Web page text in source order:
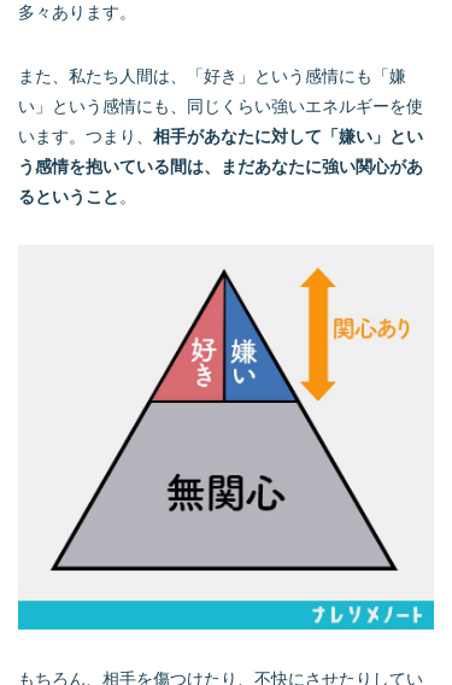
多々あります。
また、私たち人間は、「好き」という感情にも「嫌
い」という感情にも、同じくらい強いエネルギーを使
います。つまり、 相手があなたに対して「嫌い」とい
う感情を抱いている間は、まだあなたに強い関心があ
るということ 。
もちろん、相手を傷つけたり、不快にさせたりしてい